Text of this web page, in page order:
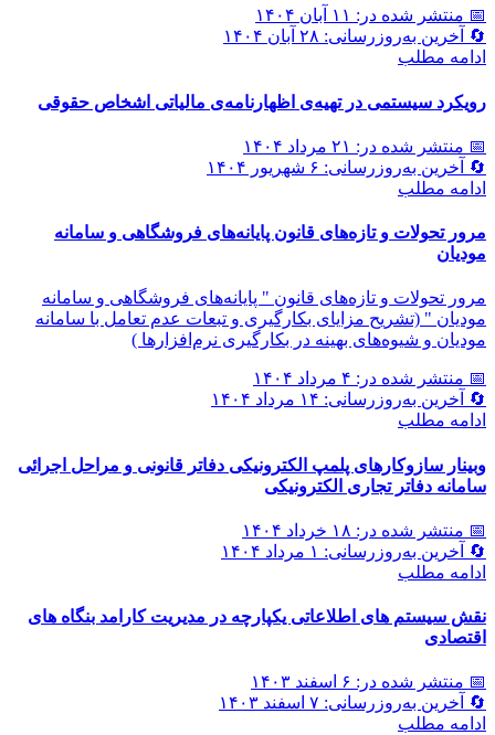
📅 منتشر شده در: ۱۱ آبان ۱۴۰۴
🔄 آخرین به‌روزرسانی: ۲۸ آبان ۱۴۰۴
ادامه مطلب
رویکرد سیستمی در تهیه‌ی اظهارنامه‌ی مالیاتی اشخاص حقوقی
📅 منتشر شده در: ۲۱ مرداد ۱۴۰۴
🔄 آخرین به‌روزرسانی: ۶ شهریور ۱۴۰۴
ادامه مطلب
مرور تحولات و تازه‌های قانون پایانه‌های فروشگاهی و سامانه
مودیان
مرور تحولات و تازه‌های قانون " پایانه‌های فروشگاهی و سامانه
مودیان " (تشریح مزایای بکارگیری و تبعات عدم تعامل با سامانه
مودیان و شیوه‌های بهینه در بکارگیری نرم‌افزارها )
📅 منتشر شده در: ۴ مرداد ۱۴۰۴
🔄 آخرین به‌روزرسانی: ۱۴ مرداد ۱۴۰۴
ادامه مطلب
وبینار سازوکارهای پلمپ الکترونیکی دفاتر قانونی و مراحل اجرائی
سامانه دفاتر تجاری الکترونیکی
📅 منتشر شده در: ۱۸ خرداد ۱۴۰۴
🔄 آخرین به‌روزرسانی: ۱ مرداد ۱۴۰۴
ادامه مطلب
نقش سیستم های اطلاعاتی یکپارچه در مدیریت کارامد بنگاه های
اقتصادی
📅 منتشر شده در: ۶ اسفند ۱۴۰۳
🔄 آخرین به‌روزرسانی: ۷ اسفند ۱۴۰۳
ادامه مطلب